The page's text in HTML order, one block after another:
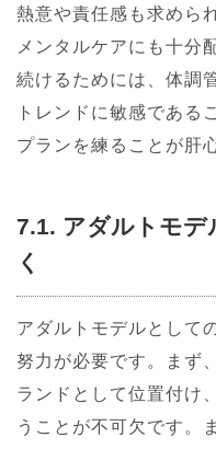
熱意や責任感も求めら
メンタルケアにも十分
続けるためには、体調
トレンドに敏感である
プランを練ることが肝
7.1. アダルトモ
く
アダルトモデルとして
努力が必要です。まず
ランドとして位置付け
うことが不可欠です。